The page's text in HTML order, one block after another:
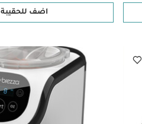
اضف للحقيبة